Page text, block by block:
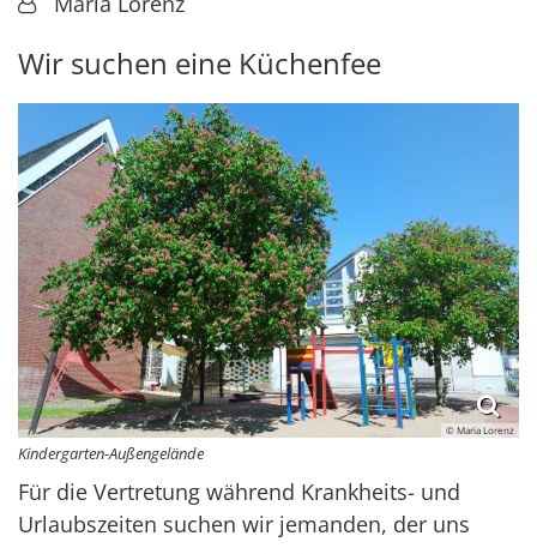
Wir suchen eine Küchenfee
© Maria Lorenz
Kindergarten-Außengelände
Für die Vertretung während Krankheits- und
Urlaubszeiten suchen wir jemanden, der uns